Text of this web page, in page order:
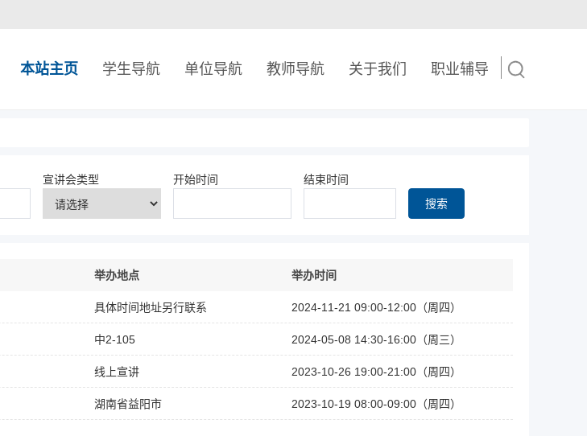
本站主页 学生导航 单位导航 教师导航 关于我们 职业辅导
宣讲会类型 开始时间
结束时间
搜索
举办地点 举办时间
具体时间地址另行联系 2024-11-21 09:00-12:00（周四）
中2-105 2024-05-08 14:30-16:00（周三）
线上宣讲 2023-10-26 19:00-21:00（周四）
湖南省益阳市 2023-10-19 08:00-09:00（周四）